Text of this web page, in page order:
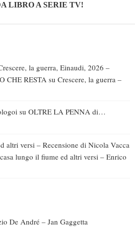
LIBRO A SERIE TV!
la guerra, Einaudi, 2026 –
CHE RESTA su Crescere, la guerra –
su OLTRE LA PENNA di…
altri versi – Recensione di Nicola Vacca
lungo il fiume ed altri versi – Enrico
De André – Jan Gaggetta